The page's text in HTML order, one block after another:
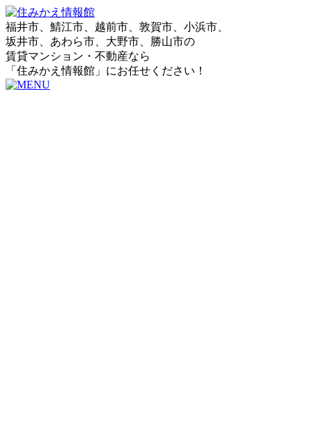
福井市、鯖江市、越前市、敦賀市、小浜市、
坂井市、あわら市、大野市、勝山市の
賃貸マンション・不動産なら
「住みかえ情報館」にお任せください！